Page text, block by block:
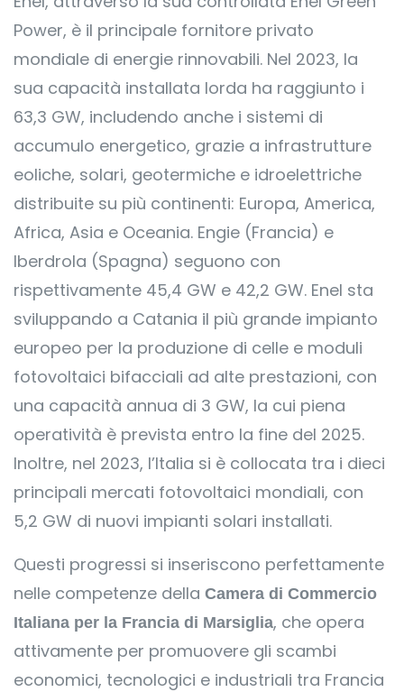
Power, è il principale fornitore privato
mondiale di energie rinnovabili. Nel 2023, la
sua capacità installata lorda ha raggiunto i
63,3 GW, includendo anche i sistemi di
accumulo energetico, grazie a infrastrutture
eoliche, solari, geotermiche e idroelettriche
distribuite su più continenti: Europa, America,
Africa, Asia e Oceania. Engie (Francia) e
Iberdrola (Spagna) seguono con
rispettivamente 45,4 GW e 42,2 GW. Enel sta
sviluppando a Catania il più grande impianto
europeo per la produzione di celle e moduli
fotovoltaici bifacciali ad alte prestazioni, con
una capacità annua di 3 GW, la cui piena
operatività è prevista entro la fine del 2025.
Inoltre, nel 2023, l’Italia si è collocata tra i dieci
principali mercati fotovoltaici mondiali, con
5,2 GW di nuovi impianti solari installati.
Questi progressi si inseriscono perfettamente
nelle competenze della Camera di Commercio
Italiana per la Francia di Marsiglia, che opera
attivamente per promuovere gli scambi
economici, tecnologici e industriali tra Francia